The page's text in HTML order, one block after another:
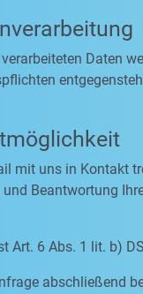
Daten
mit uns in Kontakt
Beantwortung
Art. 6 Abs. 1 lit. b)
abschließend